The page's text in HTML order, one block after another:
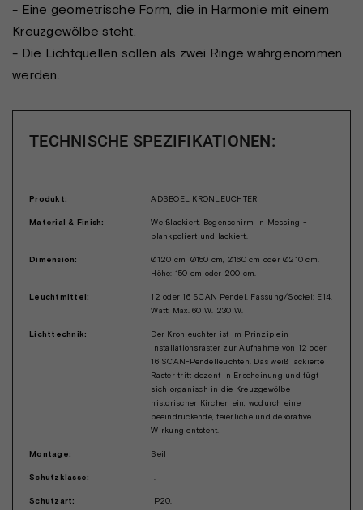
- Eine geometrische Form, die in Harmonie mit einem
Kreuzgewölbe steht.
- Die Lichtquellen sollen als zwei Ringe wahrgenommen
werden.
TECHNISCHE SPEZIFIKATIONEN:
Produkt: ADSBOEL KRONLEUCHTER
Material & Finish:
Weißlackiert. Bogenschirm in Messing -
blankpoliert und lackiert.
Dimension:
Ø120 cm, Ø150 cm, Ø160 cm oder Ø210 cm.
Höhe: 150 cm oder 200 cm.
Leuchtmittel:
12 oder 16 SCAN Pendel. Fassung/Sockel: E14.
Watt: Max. 60 W. 230 W.
Lichttechnik:
Der Kronleuchter ist im Prinzip ein
Installationsraster zur Aufnahme von 12 oder
16 SCAN-Pendelleuchten. Das weiß lackierte
Raster tritt dezent in Erscheinung und fügt
sich organisch in die Kreuzgewölbe
historischer Kirchen ein, wodurch eine
beeindruckende, feierliche und dekorative
Wirkung entsteht.
Montage: Seil
Schutzklasse: I.
Schutzart: IP20.